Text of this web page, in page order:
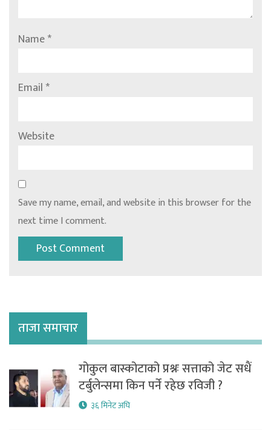
Name*
Email*
Website
Save my name, email, and website in this browser for the
next time I comment.
ताजा समाचार
गोकुल बास्कोटाको प्रश्नः सत्ताको जेट सधैं
टर्बुलेन्समा किन पर्ने रहेछ रविजी ?
३६ मिनेट अघि